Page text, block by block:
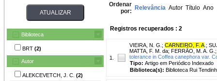
Biblioteca
BRT (2)
Autor
ALEKCEVETCH, J. C. (2)
Ordenar
por: Relevância Autor Título Ano
Registros recuperados : 2
1.
VIEIRA, N. G. ; CARNEIRO, F. A ;
MATTA, F. M. da; FERRÃO, M. A. G.
tolerance in Coffea canephora var.
Tipo: Artigo em Periódico Indexado
Biblioteca(s): Biblioteca Rui